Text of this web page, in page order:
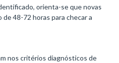
orienta-se que novas
48-72 horas para checar a
nos critérios diagnósticos de